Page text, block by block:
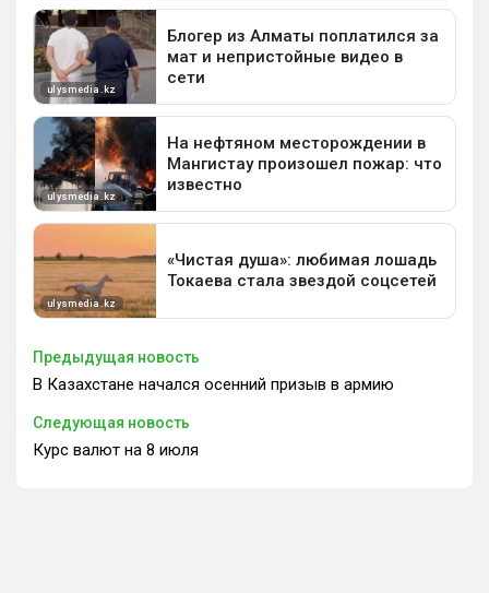
Предыдущая новость
В Казахстане начался осенний призыв в армию
Следующая новость
Курс валют на 8 июля